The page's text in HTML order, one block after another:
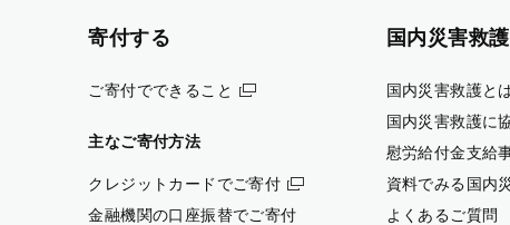
寄付する
ご寄付でできること
主なご寄付方法
クレジットカードでご寄付
金融機関の口座振替でご寄付
国内災害救
国内災害救護と
国内災害救護に
慰労給付金支給
資料でみる国内
よくあるご質問